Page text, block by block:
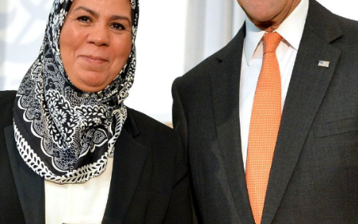
Nos objectifs
Notre action
Ressources
Nous soutenir
Nous contacter